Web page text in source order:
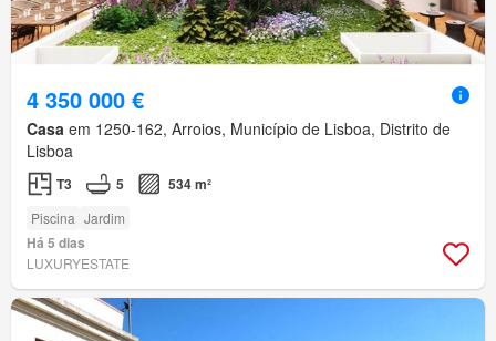
4 350 000 €
Casa em 1250-162, Arroios, Município de Lisboa, Distrito de
Lisboa
T3 5 534 m²
Piscina Jardim
Há 5 dias
LUXURYESTATE